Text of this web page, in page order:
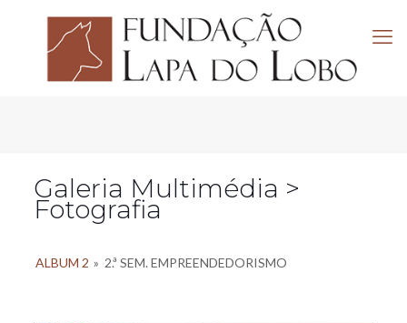
Galeria Multimédia >
Fotografia
ALBUM 2 » 2.ª SEM. EMPREENDEDORISMO